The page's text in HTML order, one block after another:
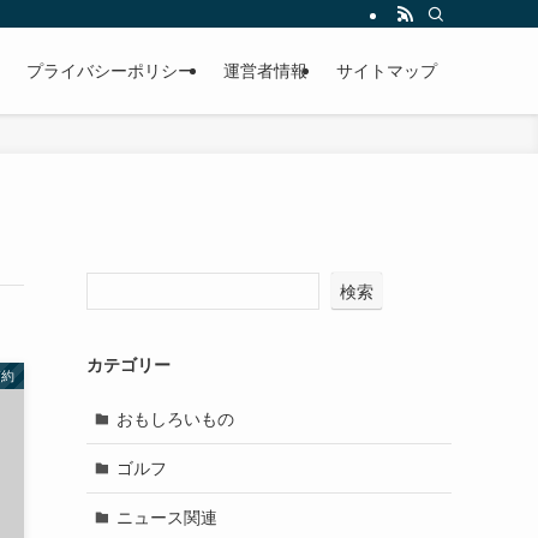
プライバシーポリシー 運営者情報 サイトマップ
検索
カテゴリー
おもしろいもの
ゴルフ
ニュース関連